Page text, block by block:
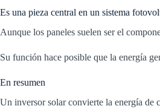
Es una pieza central en un sistema
Aunque los paneles suelen ser el
Su función hace posible que la energía
En resumen
Un inversor solar convierte la energía de